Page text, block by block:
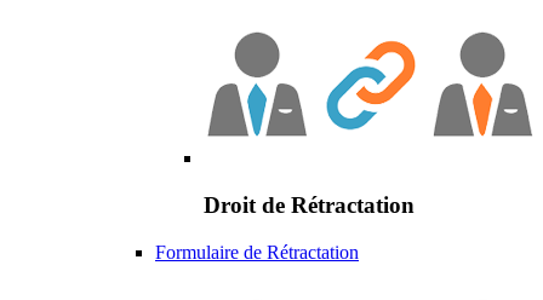
Droit de Rétractation
Formulaire de Rétractation